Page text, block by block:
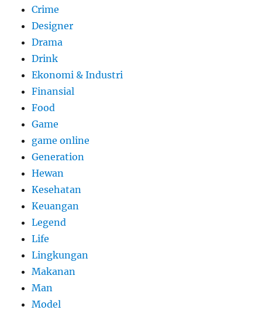
Crime
Designer
Drama
Drink
Ekonomi & Industri
Finansial
Food
Game
game online
Generation
Hewan
Kesehatan
Keuangan
Legend
Life
Lingkungan
Makanan
Man
Model